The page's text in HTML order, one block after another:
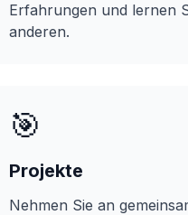
Erfahrungen und lernen
anderen.
🎯
Projekte
Nehmen Sie an